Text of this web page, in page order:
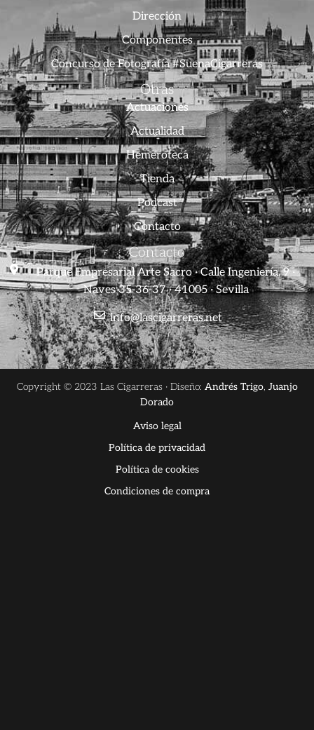
Dirección
Componentes
Concurso de Fotografía #SuenaCigarreras
Otras
Actuaciones
Actualidad
Hemeroteca
Tienda
Podcast
Contacto
Contacto
Parque Empresarial Arte Sacro · Calle Ingeniería, 9 ·
Naves 35-36-37 · 41005 · Sevilla
info@lascigarreras.net
Copyright © 2023 Las Cigarreras · Diseño: Andrés Trigo, Juanjo
Dorado
Aviso legal
Política de privacidad
Política de cookies
Condiciones de compra